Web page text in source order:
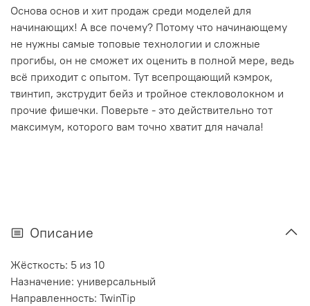
Основа основ и хит продаж среди моделей для
начинающих! А все почему? Потому что начинающему
не нужны самые топовые технологии и сложные
прогибы, он не сможет их оценить в полной мере, ведь
всё приходит с опытом. Тут всепрощающий кэмрок,
твинтип, экструдит бейз и тройное стекловолокном и
прочие фишечки. Поверьте - это действительно тот
максимум, которого вам точно хватит для начала!
Описание
Жёсткость: 5 из 10
Назначение: универсальный
Направленность: TwinTip